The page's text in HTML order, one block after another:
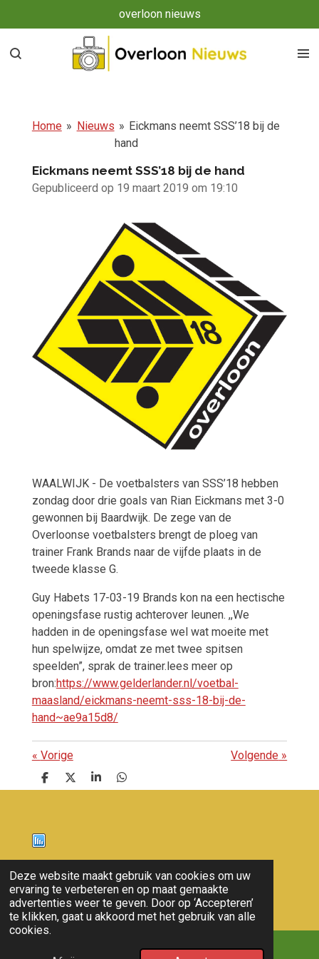
Deze website maakt gebruik van cookies om uw
ervaring te verbeteren en op maat gemaakte
advertenties weer te geven. Door op ‘Accepteren’
te klikken, gaat u akkoord met het gebruik van alle
cookies.
direct
naar
overloon nieuws
Home » Nieuws » Eickmans neemt SSS’18 bij de
hand
Eickmans neemt SSS’18 bij de hand
Gepubliceerd op 19 maart 2019 om 19:10
WAALWIJK - De voetbalsters van SSS’18 hebben
zondag door drie goals van Rian Eickmans met 3-0
gewonnen bij Baardwijk. De zege van de
Overloonse voetbalsters brengt de ploeg van
trainer Frank Brands naar de vijfde plaats in de
tweede klasse G.
Guy Habets 17-03-19 Brands kon na een hectische
openingsfase rustig achterover leunen. ,,We
hadden in de openingsfase wel wat moeite met
hun spelwijze, omdat ze met twee spitsen
speelden”, sprak de trainer.lees meer op
bron:https://www.gelderlander.nl/voetbal-
maasland/eickmans-neemt-sss-18-bij-de-
hand~ae9a15d8/
« Vorige Volgende »
D
e
D
e
S
h
D
e
Nieuws
© 2011 - 2026 overloon nieuws